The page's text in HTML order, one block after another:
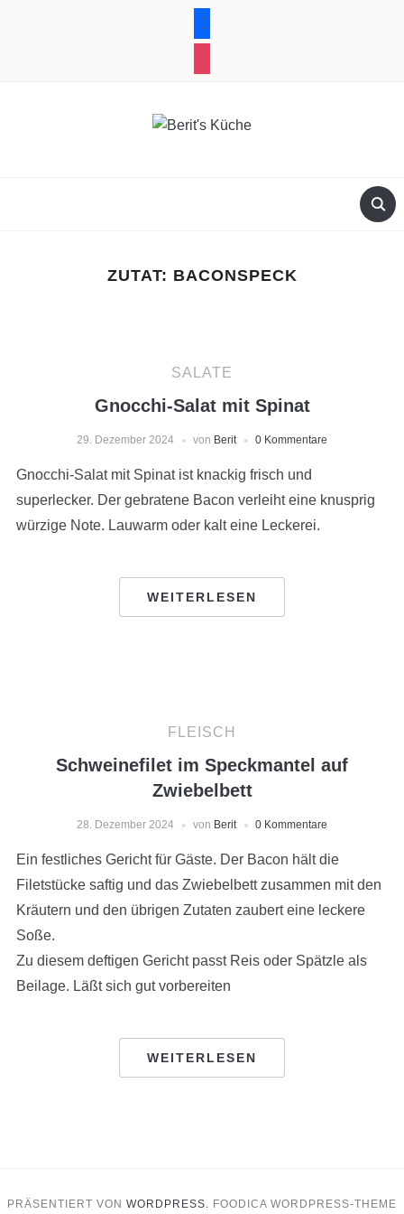
ZUTAT: BACONSPECK
SALATE
Gnocchi-Salat mit Spinat
29. Dezember 2024 von Berit 0 Kommentare
Gnocchi-Salat mit Spinat ist knackig frisch und
superlecker. Der gebratene Bacon verleiht eine knusprig
würzige Note. Lauwarm oder kalt eine Leckerei.
WEITERLESEN
FLEISCH
Schweinefilet im Speckmantel auf
Zwiebelbett
28. Dezember 2024 von Berit 0 Kommentare
Ein festliches Gericht für Gäste. Der Bacon hält die
Filetstücke saftig und das Zwiebelbett zusammen mit den
Kräutern und den übrigen Zutaten zaubert eine leckere
Soße.
Zu diesem deftigen Gericht passt Reis oder Spätzle als
Beilage. Läßt sich gut vorbereiten
WEITERLESEN
PRÄSENTIERT VON WORDPRESS. FOODICA WORDPRESS-THEME